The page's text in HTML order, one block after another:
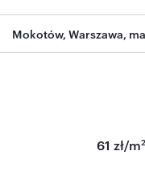
Mokotów, Warszawa,
61 zł/m2